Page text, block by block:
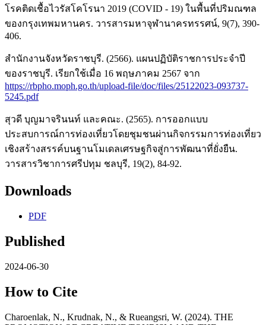
โรคติดเชื้อไวรัสโคโรนา 2019 (COVID - 19) ในพื้นที่ปริมณฑล
ของกรุงเทพมหานคร. วารสารมหาจุฬานาครทรรศน์, 9(7), 390-
406.
สำนักงานจังหวัดราชบุรี. (2566). แผนปฏิบัติราชการประจำปี
ของราชบุรี. เรียกใช้เมื่อ 16 พฤษภาคม 2567 จาก
https://rbpho.moph.go.th/upload-file/doc/files/25122023-093737-
5245.pdf
สุวดี บุญมาจรินนท์ และคณะ. (2565). การออกแบบ
ประสบการณ์การท่องเที่ยวโดยชุมชนผ่านกิจกรรมการท่องเที่ยว
เชิงสร้างสรรค์บนฐานโมเดลเศรษฐกิจสู่การพัฒนาที่ยั่งยืน.
วารสารวิชาการศรีปทุม ชลบุรี, 19(2), 84-92.
Downloads
PDF
Published
2024-06-30
How to Cite
Charoenlak, N., Krudnak, N., & Rueangsri, W. (2024). THE